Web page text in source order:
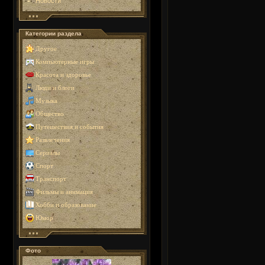
Категории раздела
Другое
Компьютерные игры
Красота и здоровье
Люди и блоги
Музыка
Общество
Путешествия и события
Развлечения
Сериалы
Спорт
Транспорт
Фильмы и анимация
Хобби и образование
Юмор
Фото